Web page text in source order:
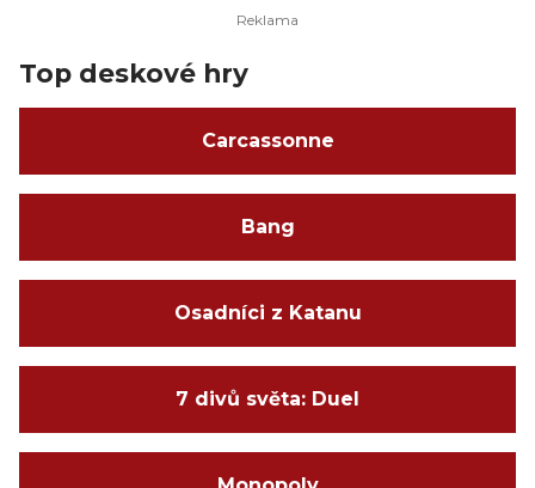
Top deskové hry
Carcassonne
Bang
Osadníci z Katanu
7 divů světa: Duel